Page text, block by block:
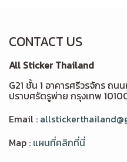
CONTACT US
All Sticker Thailand
G21 ชั้น 1 อาคารศรีวรจักร ถ
ปราบศรัตรูพ่าย กรุงเทพ
Email :
Map : แผนที่คลิกที่นี่